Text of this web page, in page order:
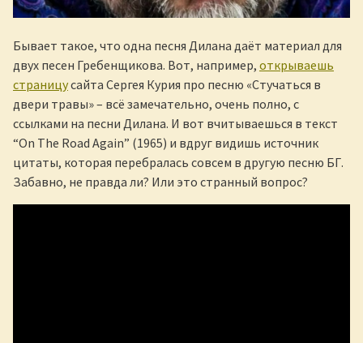
Бывает такое, что одна песня Дилана даёт материал для
двух песен Гребенщикова. Вот, например, открываешь
страницусайта Сергея Курия про песню «Стучаться в
двери травы» – всё замечательно, очень полно, с
ссылками на песни Дилана. И вот вчитываешься в текст
“On The Road Again” (1965) и вдруг видишь источник
цитаты, которая перебралась совсем в другую песню БГ.
Забавно, не правда ли? Или это странный вопрос?